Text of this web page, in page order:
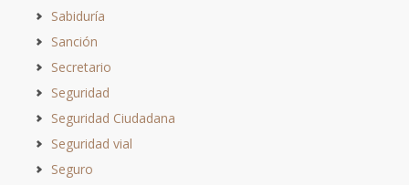
Sabiduría
Sanción
Secretario
Seguridad
Seguridad Ciudadana
Seguridad vial
Seguro